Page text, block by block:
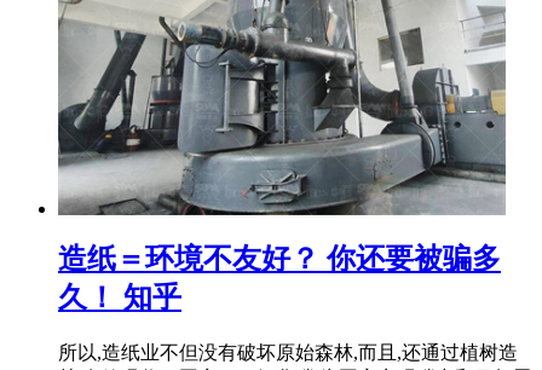
造纸＝环境不友好？ 你还要被骗多
久！ 知乎
所以,造纸业不但没有破坏原始森林,而且,还通过植树造